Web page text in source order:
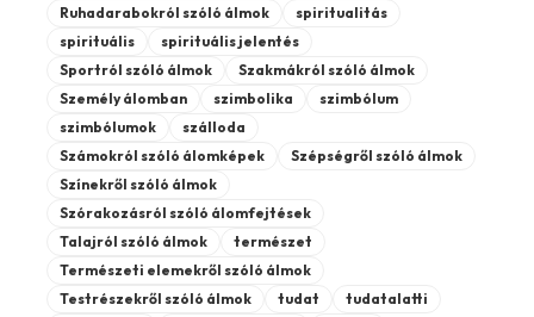
Ruhadarabokról szóló álmok
spiritualitás
spirituális
spirituális jelentés
Sportról szóló álmok
Szakmákról szóló álmok
Személy álomban
szimbolika
szimbólum
szimbólumok
szálloda
Számokról szóló álomképek
Szépségről szóló álmok
Színekről szóló álmok
Szórakozásról szóló álomfejtések
Talajról szóló álmok
természet
Természeti elemekről szóló álmok
Testrészekről szóló álmok
tudat
tudatalatti